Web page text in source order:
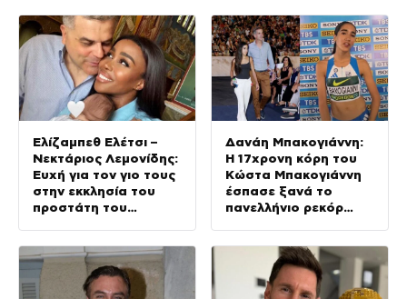
Ελίζαμπεθ Ελέτσι –
Νεκτάριος Λεμονίδης:
Ευχή για τον γιο τους
στην εκκλησία του
προστάτη του
Δανάη Μπακογιάννη:
Η 17χρονη κόρη του
Κώστα Μπακογιάννη
έσπασε ξανά το
πανελλήνιο ρεκόρ